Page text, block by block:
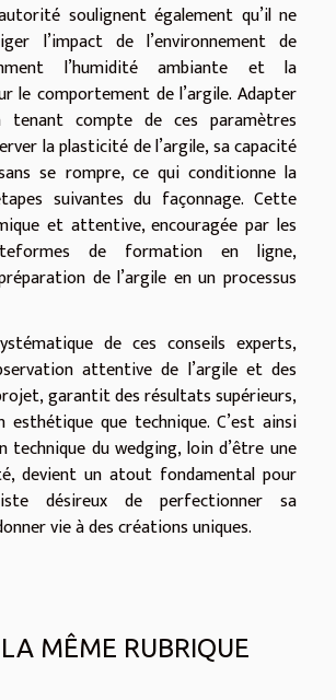
soulignent également qu’il ne
l’impact de l’environnement de
l’humidité ambiante et la
le comportement de l’argile. Adapter
tenant compte de ces paramètres
la plasticité de l’argile, sa capacité
se rompre, ce qui conditionne la
suivantes du façonnage. Cette
et attentive, encouragée par les
de formation en ligne,
de l’argile en un processus
de ces conseils experts,
attentive de l’argile et des
garantit des résultats supérieurs,
que technique. C’est ainsi
technique du wedging, loin d’être une
devient un atout fondamental pour
désireux de perfectionner sa
vie à des créations uniques.
MÊME RUBRIQUE